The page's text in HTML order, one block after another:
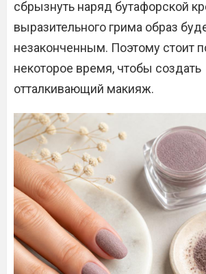
сбрызнуть наряд бутафорской
выразительного грима образ
незаконченным. Поэтому стоит
некоторое время, чтобы создать
отталкивающий макияж.